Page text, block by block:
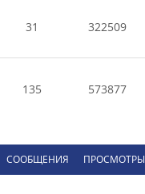
31 322509
135 573877
СООБЩЕНИЯ ПРОСМОТРЫ